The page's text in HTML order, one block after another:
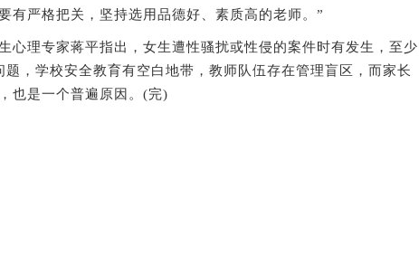
有严格把关，坚持选用品德好、素质高的老师。”
理专家蒋平指出，女生遭性骚扰或性侵的案件时有发生，至少
题，学校安全教育有空白地带，教师队伍存在管理盲区，而家长
也是一个普遍原因。(完)